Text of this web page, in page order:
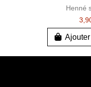
Henné